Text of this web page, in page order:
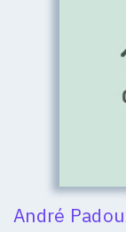
André